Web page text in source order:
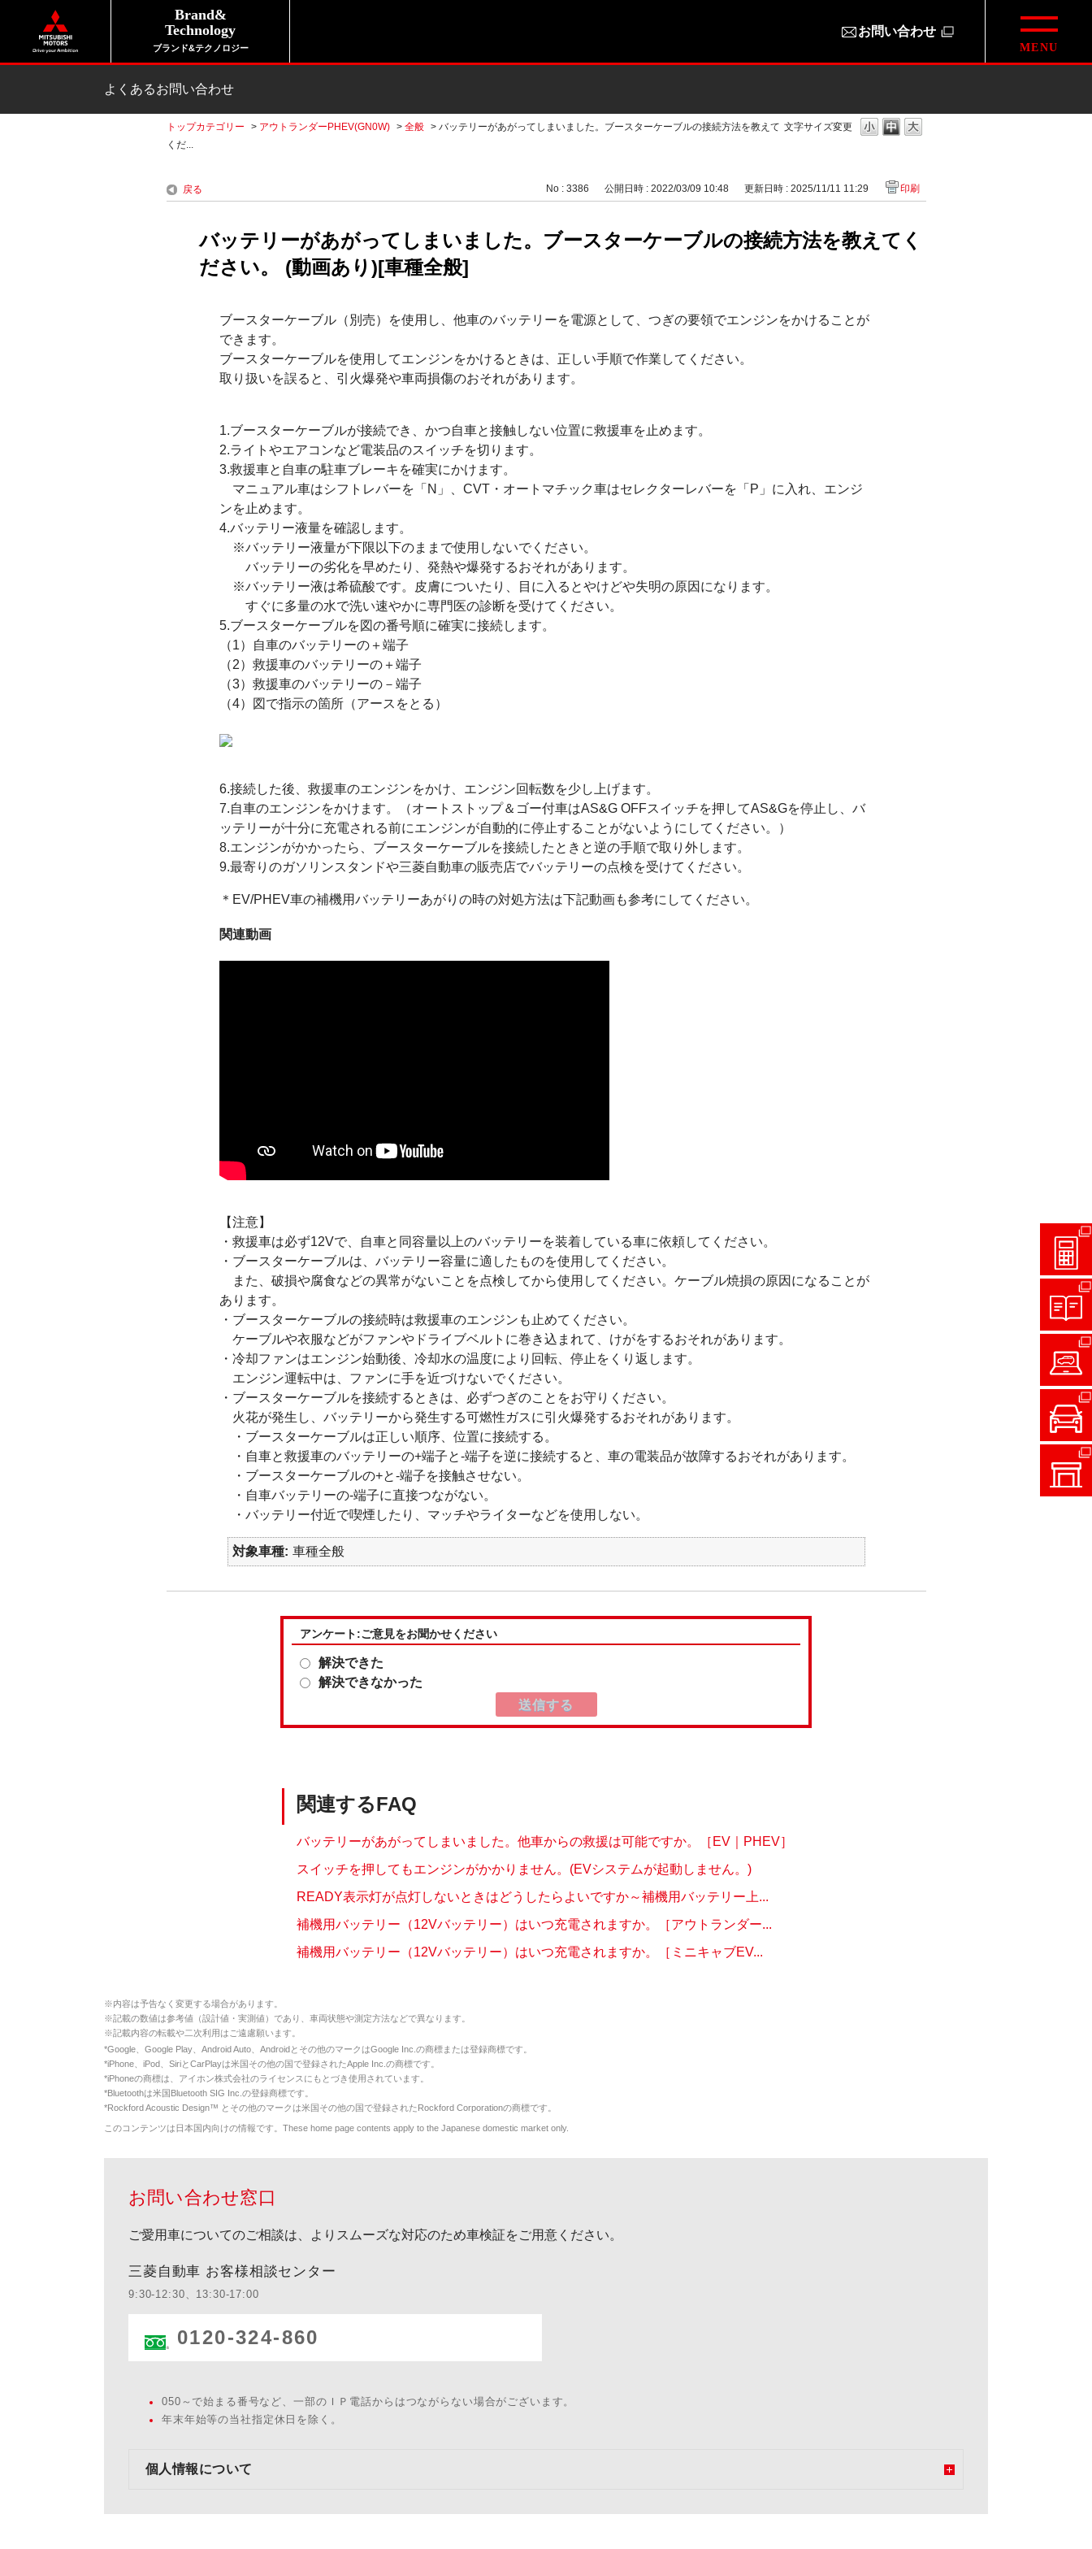
Brand&
Technology
ブランド&テクノロジー
お問い合わせ
よくあるお問い合わせ
文字サイズ変更
トップカテゴリー > アウトランダーPHEV(GN0W) > 全般 > バッテリーがあがってしまいました。ブースターケーブルの接続方法を教えて
くだ...
戻る No : 3386 公開日時 : 2022/03/09 10:48 更新日時 : 2025/11/11 11:29 印刷
バッテリーがあがってしまいました。ブースターケーブルの接続方法を教えてく
ださい。 (動画あり)[車種全般]
ブースターケーブル（別売）を使用し、他車のバッテリーを電源として、つぎの要領でエンジンをかけることが
できます。
ブースターケーブルを使用してエンジンをかけるときは、正しい手順で作業してください。
取り扱いを誤ると、引火爆発や車両損傷のおそれがあります。
1.ブースターケーブルが接続でき、かつ自車と接触しない位置に救援車を止めます。
2.ライトやエアコンなど電装品のスイッチを切ります。
3.救援車と自車の駐車ブレーキを確実にかけます。
マニュアル車はシフトレバーを「N」、CVT・オートマチック車はセレクターレバーを「P」に入れ、エンジ
ンを止めます。
4.バッテリー液量を確認します。
※バッテリー液量が下限以下のままで使用しないでください。
バッテリーの劣化を早めたり、発熱や爆発するおそれがあります。
※バッテリー液は希硫酸です。皮膚についたり、目に入るとやけどや失明の原因になります。
すぐに多量の水で洗い速やかに専門医の診断を受けてください。
5.ブースターケーブルを図の番号順に確実に接続します。
（1）自車のバッテリーの＋端子
（2）救援車のバッテリーの＋端子
（3）救援車のバッテリーの－端子
（4）図で指示の箇所（アースをとる）
6.接続した後、救援車のエンジンをかけ、エンジン回転数を少し上げます。
7.自車のエンジンをかけます。（オートストップ＆ゴー付車はAS&G OFFスイッチを押してAS&Gを停止し、バ
ッテリーが十分に充電される前にエンジンが自動的に停止することがないようにしてください。）
8.エンジンがかかったら、ブースターケーブルを接続したときと逆の手順で取り外します。
9.最寄りのガソリンスタンドや三菱自動車の販売店でバッテリーの点検を受けてください。
＊EV/PHEV車の補機用バッテリーあがりの時の対処方法は下記動画も参考にしてください。
関連動画
【注意】
・救援車は必ず12Vで、自車と同容量以上のバッテリーを装着している車に依頼してください。
・ブースターケーブルは、バッテリー容量に適したものを使用してください。
また、破損や腐食などの異常がないことを点検してから使用してください。ケーブル焼損の原因になることが
あります。
・ブースターケーブルの接続時は救援車のエンジンも止めてください。
ケーブルや衣服などがファンやドライブベルトに巻き込まれて、けがをするおそれがあります。
・冷却ファンはエンジン始動後、冷却水の温度により回転、停止をくり返します。
エンジン運転中は、ファンに手を近づけないでください。
・ブースターケーブルを接続するときは、必ずつぎのことをお守りください。
火花が発生し、バッテリーから発生する可燃性ガスに引火爆発するおそれがあります。
・ブースターケーブルは正しい順序、位置に接続する。
・自車と救援車のバッテリーの+端子と-端子を逆に接続すると、車の電装品が故障するおそれがあります。
・ブースターケーブルの+と-端子を接触させない。
・自車バッテリーの-端子に直接つながない。
・バッテリー付近で喫煙したり、マッチやライターなどを使用しない。
対象車種 車種全般
アンケート:ご意見をお聞かせください
解決できた
解決できなかった
関連するFAQ
バッテリーがあがってしまいました。他車からの救援は可能ですか。［EV｜PHEV］
スイッチを押してもエンジンがかかりません。(EVシステムが起動しません。)
READY表示灯が点灯しないときはどうしたらよいですか～補機用バッテリー上...
補機用バッテリー（12Vバッテリー）はいつ充電されますか。［アウトランダー...
補機用バッテリー（12Vバッテリー）はいつ充電されますか。［ミニキャブEV...
※内容は予告なく変更する場合があります。
※記載の数値は参考値（設計値・実測値）であり、車両状態や測定方法などで異なります。
※記載内容の転載や二次利用はご遠慮願います。
*Google、Google Play、Android Auto、Androidとその他のマークはGoogle Inc.の商標または登録商標です。
*iPhone、iPod、SiriとCarPlayは米国その他の国で登録されたApple Inc.の商標です。
*iPhoneの商標は、アイホン株式会社のライセンスにもとづき使用されています。
*Bluetoothは米国Bluetooth SIG Inc.の登録商標です。
*Rockford Acoustic Design™ とその他のマークは米国その他の国で登録されたRockford Corporationの商標です。
このコンテンツは日本国内向けの情報です。These home page contents apply to the Japanese domestic market only.
お問い合わせ窓口
ご愛用車についてのご相談は、よりスムーズな対応のため車検証をご用意ください。
三菱自動車 お客様相談センター
9:30-12:30、13:30-17:00
0120-324-860
050～で始まる番号など、一部のＩＰ電話からはつながらない場合がございます。
年末年始等の当社指定休日を除く。
個人情報について